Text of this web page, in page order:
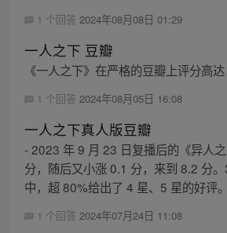
1 个回答 2024年08月08日 01:29
一人之下 豆瓣
《一人之下》在严格的豆瓣上评分高达
1 个回答 2024年08月05日 16:08
一人之下真人版豆瓣
- 2023 年 9 月 23 日复播后的《异人
分，随后又小涨 0.1 分，来到 8.2 分
中，超 80%给出了 4 星、5 星的好评
1 个回答 2024年07月24日 11:08